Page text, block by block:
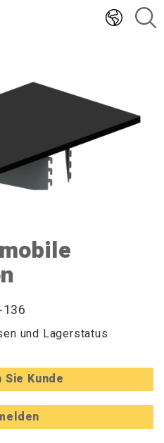
und Lagerstatus
Sie Kunde